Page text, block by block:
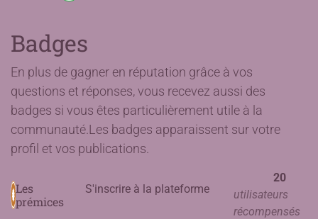
Badges
En plus de gagner en réputation grâce à vos
questions et réponses, vous recevez aussi des
badges si vous êtes particulièrement utile à la
communauté. Les badges apparaissent sur votre
profil et vos publications.
Les
prémices
S'inscrire à la plateforme
20
utilisateurs
récompensés